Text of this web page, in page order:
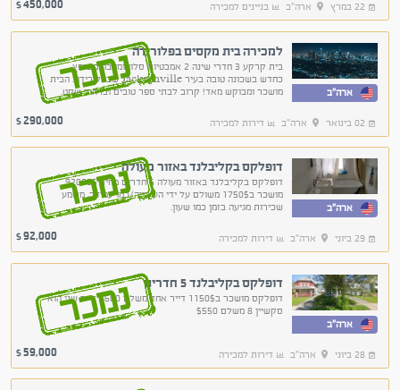
22 במרץ ארה"ב בניינים למכירה 450,000
$
ארה"ב
למכירה בית מקסים בפלורידה
בית קרקע 3 חדרי שינה 2 אמבטיות סלון ומטבח משופץ
כחדש בשכונה טובה בעיר Jacksonville שבפלורידה. הבית
מושכר ומבוקש מאד! קרוב לבתי ספר טובים וברחוב שקט.
מעולה למשקיעים - תשואה שנתית צפוייה לנכס 8%-9%
נמכר
02 בינואר ארה"ב דירות למכירה 290,000
$
ארה"ב
דופלקס בקליבלנד באזור מעולה
דופלקס בקליבלנד באזור מעולה 6 חדרים מחיר 92000$
מושכר ב1750$ משולם על ידי העירייה/כמו עמידר, משמע
שכירות מגיעה בזמן כמו שעון.
נמכר
29 ביוני ארה"ב דירות למכירה 92,000
$
ארה"ב
דופלקס בקליבלנד 5 חדרים
דופלקס מושכר ב1150$ דייר אחד משלם $600 דייר שני הוא
סקשיין 8 משלם $550
נמכר
28 ביוני ארה"ב דירות למכירה 59,000
$